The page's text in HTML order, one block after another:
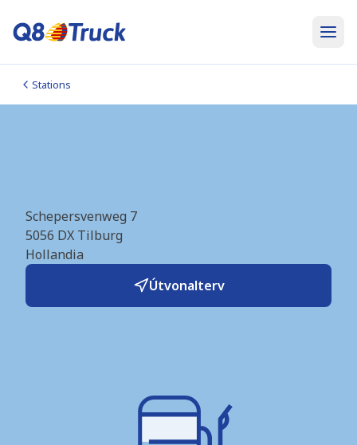
Stations
Schepersvenweg 7
5056 DX Tilburg
Hollandia
Útvonalterv